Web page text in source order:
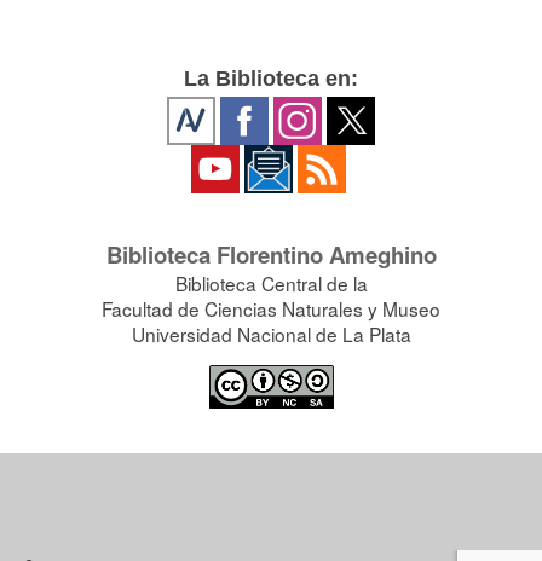
La Biblioteca en:
Biblioteca Florentino Ameghino
Biblioteca Central de la
Facultad de Ciencias Naturales y Museo
Universidad Nacional de La Plata